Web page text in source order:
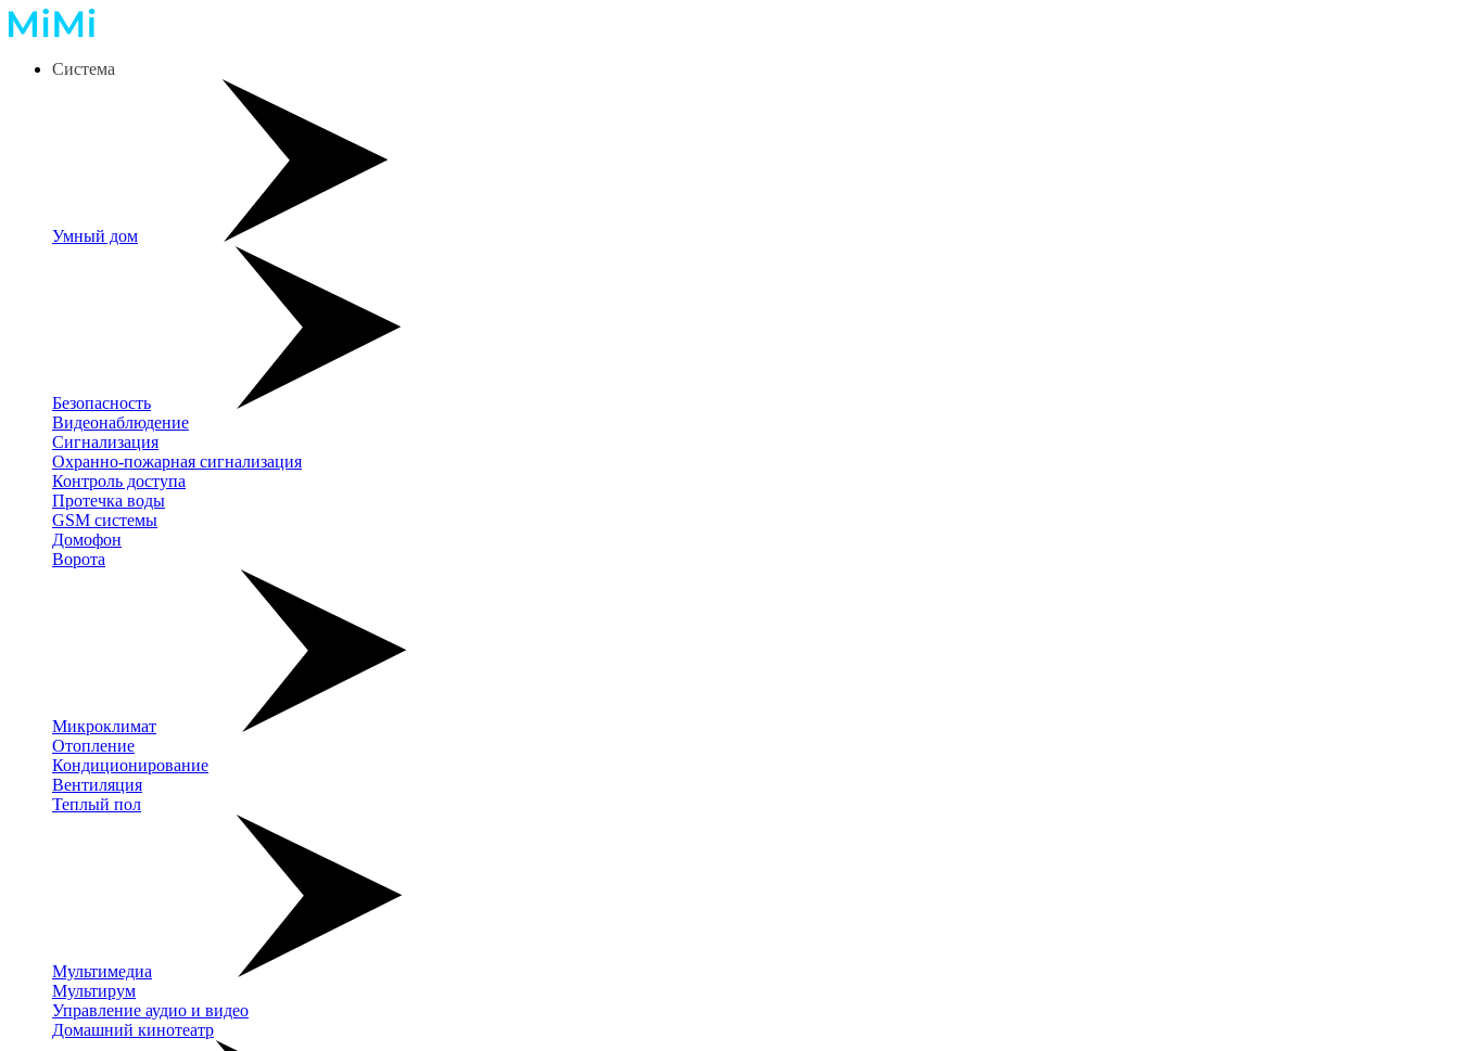
Система
Умный дом
Безопасность
Видеонаблюдение
Сигнализация
Охранно-пожарная сигнализация
Контроль доступа
Протечка воды
GSM системы
Домофон
Ворота
Микроклимат
Отопление
Кондиционирование
Вентиляция
Теплый пол
Мультимедиа
Мультирум
Управление аудио и видео
Домашний кинотеатр